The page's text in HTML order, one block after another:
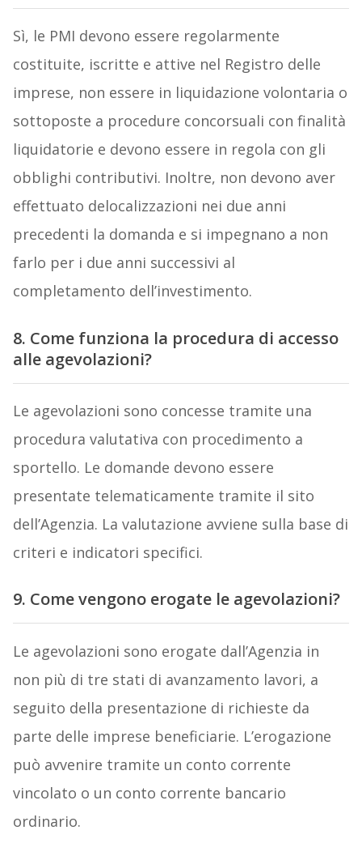
Sì, le PMI devono essere regolarmente
costituite, iscritte e attive nel Registro delle
imprese, non essere in liquidazione volontaria o
sottoposte a procedure concorsuali con finalità
liquidatorie e devono essere in regola con gli
obblighi contributivi. Inoltre, non devono aver
effettuato delocalizzazioni nei due anni
precedenti la domanda e si impegnano a non
farlo per i due anni successivi al
completamento dell’investimento.
8. Come funziona la procedura di accesso
alle agevolazioni?
Le agevolazioni sono concesse tramite una
procedura valutativa con procedimento a
sportello. Le domande devono essere
presentate telematicamente tramite il sito
dell’Agenzia. La valutazione avviene sulla base di
criteri e indicatori specifici.
9. Come vengono erogate le agevolazioni?
Le agevolazioni sono erogate dall’Agenzia in
non più di tre stati di avanzamento lavori, a
seguito della presentazione di richieste da
parte delle imprese beneficiarie. L’erogazione
può avvenire tramite un conto corrente
vincolato o un conto corrente bancario
ordinario.